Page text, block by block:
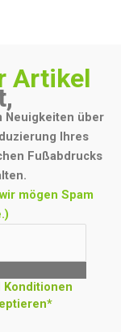
Artikel
Neuigkeiten über
Ihres
Fußabdrucks
mögen Spam
Konditionen